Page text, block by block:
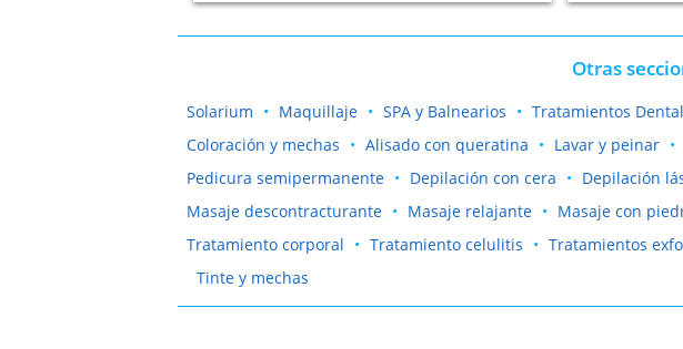
Otras
Solarium Maquillaje SPA y Balnearios Tratamientos
Coloración y mechas
Alisado con queratina Lavar y peinar
Pedicura semipermanente
Depilación con cera Depilación
Masaje descontracturante
Masaje relajante Masaje con
Tratamiento corporal
Tratamiento celulitis Tratamientos
Tinte y mechas